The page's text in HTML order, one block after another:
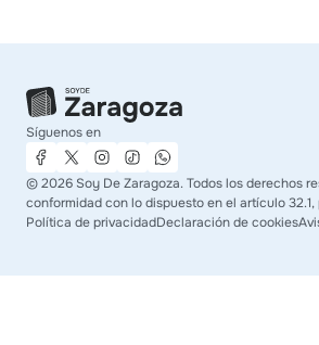
Síguenos en
©2026 Soy De Zaragoza. Todos los derechos
conformidad con lo dispuesto en el artículo
Política de privacidadDeclaración de cookies